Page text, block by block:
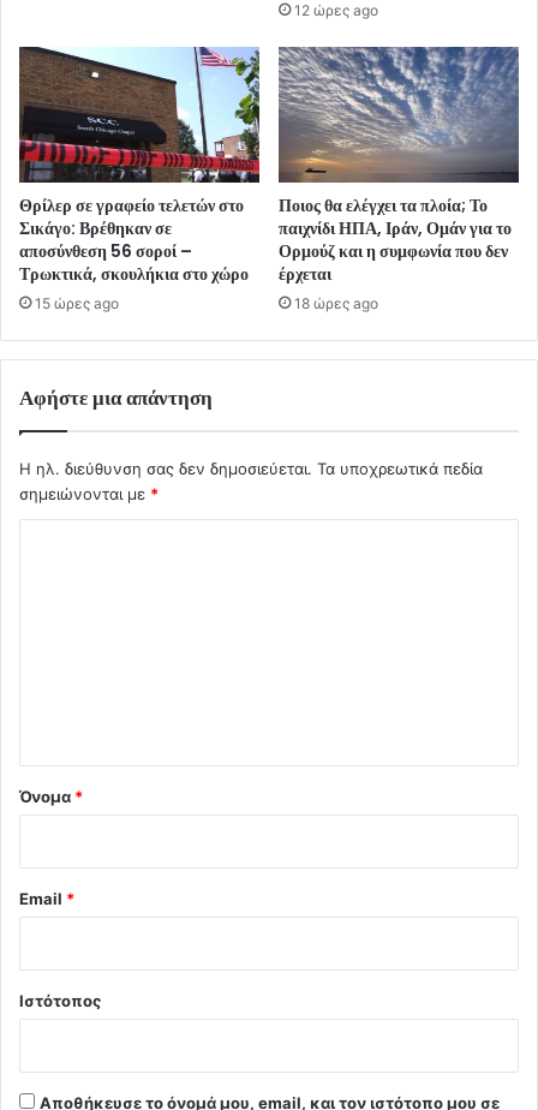
12 ώρες ago
Θρίλερ σε γραφείο τελετών στο
Σικάγο: Βρέθηκαν σε
αποσύνθεση 56 σοροί –
Τρωκτικά, σκουλήκια στο χώρο
15 ώρες ago
Ποιος θα ελέγχει τα πλοία; Το
παιχνίδι ΗΠΑ, Ιράν, Ομάν για το
Ορμούζ και η συμφωνία που δεν
έρχεται
18 ώρες ago
Αφήστε μια απάντηση
Η ηλ. διεύθυνση σας δεν δημοσιεύεται. Τα υποχρεωτικά πεδία
σημειώνονται με *
Όνομα *
Email *
Ιστότοπος
Αποθήκευσε το όνομά μου, email, και τον ιστότοπο μου σε